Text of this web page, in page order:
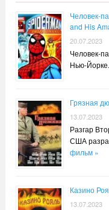
Человек-
and His
20.07.2023
Человек-
Нью-
Грязная
13.07.2023
Разгар
США
фильм »
Казино
13.07.2023